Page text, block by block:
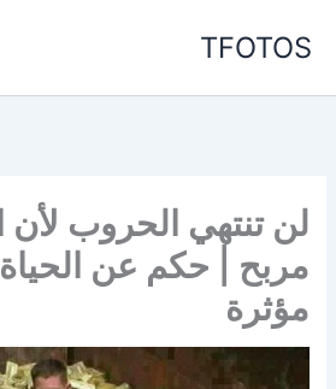
TFOTOS
لن تنتهي الحروب لأن
مربح | حكم عن
مؤثرة